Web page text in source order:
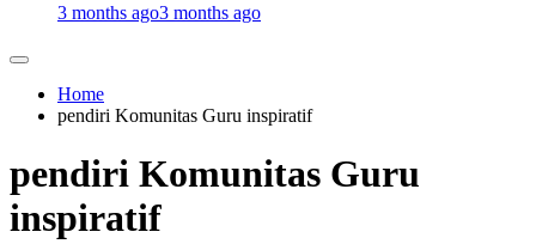
3 months ago3 months ago
Home
pendiri Komunitas Guru inspiratif
pendiri Komunitas Guru
inspiratif